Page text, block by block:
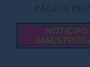
PÁGINA
NOTICIAS